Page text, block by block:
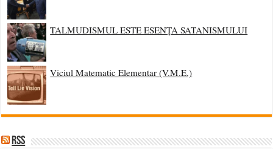
TALMUDISMUL ESTE ESENȚA SATANISMULUI
Viciul Matematic Elementar (V.M.E.)
RSS